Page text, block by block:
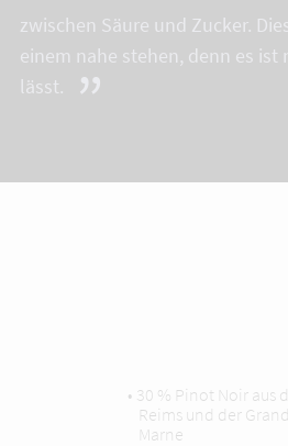
zwischen Säure und Zucker.
einem nahe stehen, denn es
lässt.
”
• 30 % Pinot Noir aus
Reims und der
Marne